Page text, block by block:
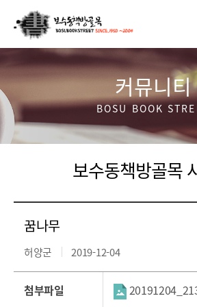
커뮤니티
BOSU BOOK
보수동책방골목
꿈나무
허양군 2019-12-04
첨부파일